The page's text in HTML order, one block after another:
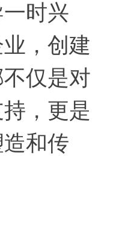
时兴
，创建
仅是对
，更是
和传